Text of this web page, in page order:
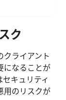
ク
クライアント
になることが
キュリティ
用のリスクが